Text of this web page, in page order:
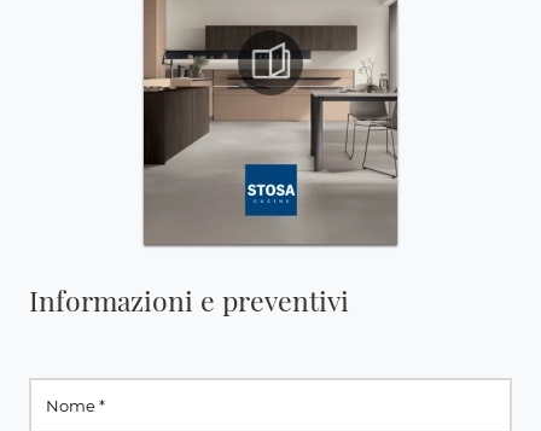
Informazioni e preventivi